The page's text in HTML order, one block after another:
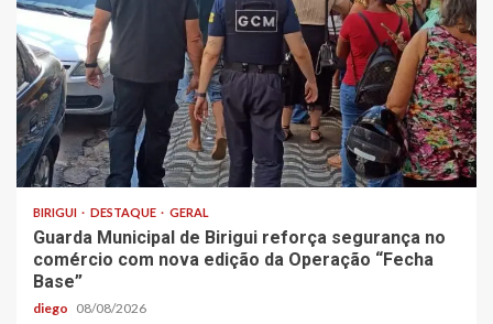
BIRIGUI DESTAQUE GERAL
Guarda Municipal de Birigui reforça segurança no
comércio com nova edição da Operação “Fecha
Base”
diego 08/08/2026